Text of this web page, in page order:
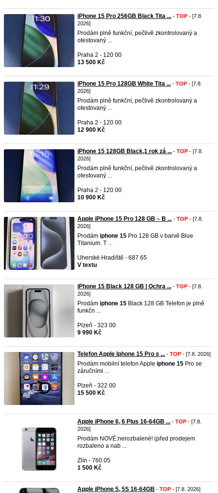
iPhone 15 Pro 256GB Black Tita ... - TOP - [7.8.
2026]
Prodám plně funkční, pečlivě zkontrolovaný a
otestovaný ...
Praha 2 - 120 00
13 500 Kč
iPhone 15 Pro 128GB White Tita ... - TOP - [7.8.
2026]
Prodám plně funkční, pečlivě zkontrolovaný a
otestovaný ...
Praha 2 - 120 00
12 900 Kč
iPhone 15 128GB Black,1 rok zá ... - TOP - [7.8.
2026]
Prodám plně funkční, pečlivě zkontrolovaný a
otestovaný ...
Praha 2 - 120 00
10 900 Kč
Apple iPhone 15 Pro 128 GB – B ... - TOP - [7.8.
2026]
Prodám iphone 15 Pro 128 GB v barvě Blue
Titanium. T ...
Uherské Hradiště - 687 65
V textu
iPhone 15 Black 128 GB | Ochra ... - TOP - [7.8.
2026]
Prodám iphone 15 Black 128 GB Telefon je plně
funkčn ...
Plzeň - 323 00
9 990 Kč
Telefon Apple Iphone 15 Pro s ... - TOP - [7.8. 2026]
Prodám mobilní telefon Apple iphone 15 Pro se
záručními ...
Plzeň - 322 00
15 500 Kč
Apple iPhone 6, 6 Plus 16-64GB ... - TOP - [7.8.
2026]
Prodám NOVÉ:nerozbalené! (před prodejem
rozbaleno a nab ...
Zlín - 760 05
1 500 Kč
Apple iPhone 5, 5S 16-64GB - TOP - [7.8. 2026]